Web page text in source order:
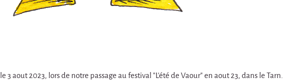
le 3 aout 2023, lors de notre passage au festival "L'été de Vaour" en aout 23, dans le Tarn.